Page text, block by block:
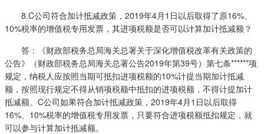
8.C公司符合加计抵减政策，2019年4月1日以后取得了原16%、
10%税率的增值税专用发票，其进项税额是否可以计算加计抵减额？
答：《财政部税务总局海关总署关于深化增值税改革有关政策的
公告》（财政部税务总局海关总署公告2019年第39号）第七条******项
规定，纳税人应按照当期可抵扣进项税额的10%计提当期加计抵减
额，按照现行规定不得从销项税额中抵扣的进项税额，不得计提加计
抵减额。C公司如果符合加计抵减政策，2019年4月1日以后取得
16%、10%税率的增值税专用发票，只要符合进项税额抵扣规定，就
可以参与计算加计抵减额。